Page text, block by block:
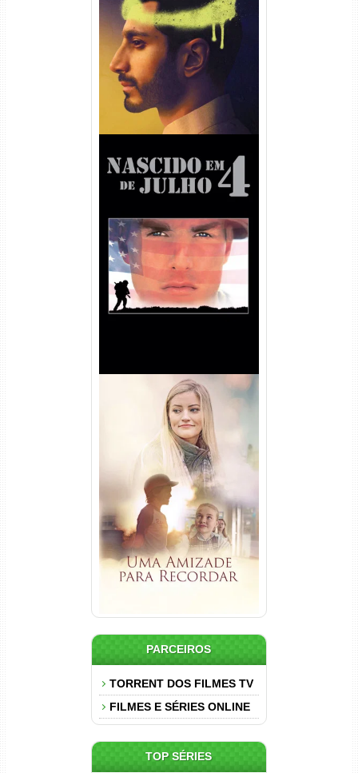
Hamlet Torrent (2026) WEB-
DL 1080p Dual Áudio
Nascido em 4 de Julho
Torrent (1989) WEB-DL 1080p
Dual Áudio
Uma Amizade para Recordar
Torrent (2025) WEB-DL 1080p
Dual Áudio
PARCEIROS
TORRENT DOS FILMES TV
FILMES E SÉRIES ONLINE
TOP SÉRIES